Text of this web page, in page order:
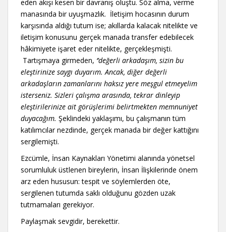
eden akışı kesen bir davranış oluştu. Söz alma, verme
manasında bir uyuşmazlık. İletişim hocasının durum
karşısında aldığı tutum ise; akıllarda kalacak nitelikte ve
iletişim konusunu gerçek manada transfer edebilecek
hâkimiyete işaret eder nitelikte, gerçekleşmişti.
Tartışmaya girmeden, ‘’değerli arkadaşım, sizin bu
eleştirinize saygı duyarım. Ancak, diğer değerli
arkadaşların zamanlarını haksız yere meşgul etmeyelim
isterseniz. Sizleri çalışma arasında, tekrar dinleyip
eleştirilerinize ait görüşlerimi belirtmekten memnuniyet
duyacağım. Şeklindeki yaklaşımı, bu çalışmanın tüm
katılımcılar nezdinde, gerçek manada bir değer kattığını
sergilemişti.
Ezcümle, İnsan Kaynakları Yönetimi alanında yönetsel
sorumluluk üstlenen bireylerin, İnsan İlişkilerinde önem
arz eden hususun: tespit ve söylemlerden öte,
sergilenen tutumda saklı olduğunu gözden uzak
tutmamaları gerekiyor.
Paylaşmak sevgidir, berekettir.